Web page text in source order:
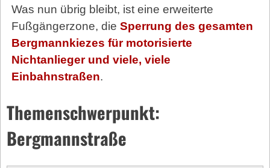
Was nun übrig bleibt, ist eine erweiterte
Fußgängerzone, die Sperrung des gesamten
Bergmannkiezes für motorisierte
Nichtanlieger und viele, viele
Einbahnstraßen.
Themenschwerpunkt:
Bergmannstraße